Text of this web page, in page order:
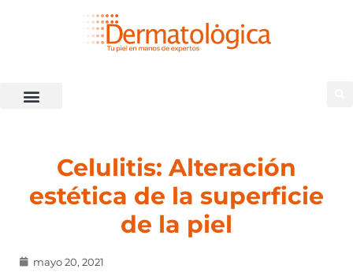
Celulitis: Alteración
estética de la superficie
de la piel
mayo 20, 2021